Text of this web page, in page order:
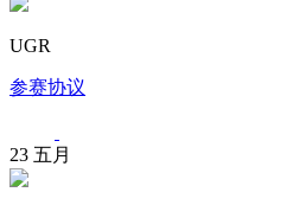
UGR
参赛协议
23 五月